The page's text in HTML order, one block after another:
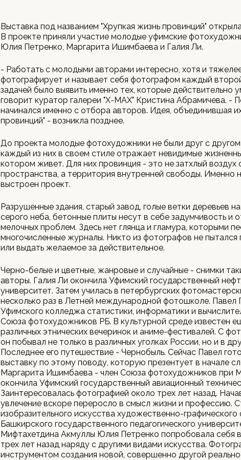
Выставка под названием "Хрупкая жизнь провинций"
В проекте приняли участие молодые уфимские
Юлия Петренко, Маргарита Ишимбаева и Галия Ли.
- Работать с молодыми авторами интересно, хотя и
фотографирует и называет себя фотографом каждый
задачей было выявить именно тех, которые действительно
говорит куратор галереи "Х-МАХ" Кристина Абрамичева. -
начинался именно с отбора авторов. Идея, объединившая
провинций" - возникла позднее.
До проекта молодые фотохудожники не были друг с
каждый из них в своем стиле отражает невидимые
котором живет. Для них провинция - это не затхлый воздух
пространства, а территория внутренней свободы. Именно
выстроен проект.
Разрушенные здания, старый завод, голые ветки деревьев
серого неба, бетонные плиты несут в себе задумчивость и
мелочных проблем. Здесь нет глянца и гламура, которыми
многочисленные журналы. Никто из фотографов не пытался
или выдать желаемое за действительное.
Черно-белые и цветные, жанровые и случайные - снимки
авторы. Галия Ли окончила Уфимский государственный
университет. Затем училась в петербургских
несколько раз в Летней международной фотошколе. Павел
Уфимского колледжа статистики, информатики и
Союза фотохудожников РБ. В культурной среде известен
различных этнических вечеринок и аниме-фестивалей. С
он побывал не только в различных уголках России, но и в
Последнее его путешествие - Чернобыль. Сейчас Павел
выставку по этому поводу, которую презентует в начале
Маргарита Ишимбаева - член Союза фотохудожников
окончила Уфимский государственный авиационный
Заинтересовалась фотографией около трех лет назад.
увлечение вскоре переросло в смысл жизни и профессию.
изобразительного искусства художественно-графического
Башкирского государственного педагогического
Мифтахетдина Акмуллы Юлия Петренко попробовала себя
трех лет назад наряду с другими видами искусства.
инструментом создания новой, совершенно другой